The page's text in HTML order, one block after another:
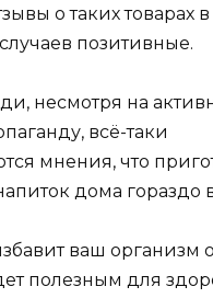
о таких товарах в
позитивные.
несмотря на
всё-таки
мнения, что
дома гораздо
ваш организм
полезным для